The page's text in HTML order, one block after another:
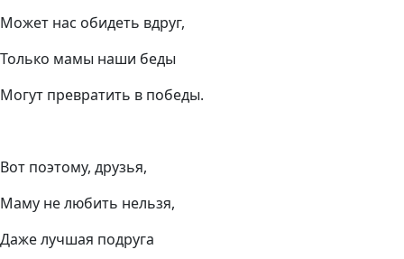
Может нас обидеть вдруг,
Только мамы наши беды
Могут превратить в победы.
Вот поэтому, друзья,
Маму не любить нельзя,
Даже лучшая подруга